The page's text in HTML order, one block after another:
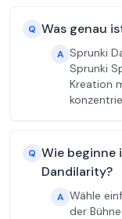
Q Was genau
A Sprunki
Sprunki
Kreation
Q Wie beginne
Dandilarity?
A Wähle
der